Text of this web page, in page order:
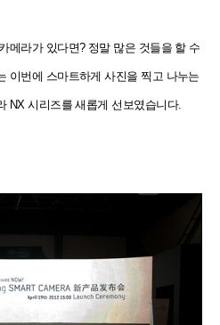
메라가 있다면? 정말 많은 것들을 할 수
이번에 스마트하게 사진을 찍고 나누는
NX 시리즈를 새롭게 선보였습니다.